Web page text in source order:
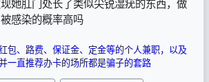
感染的概率高吗
包、路费、保证金、定金等的个人兼职，以及
一直推荐办卡的场所都是骗子的套路